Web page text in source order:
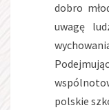
dobro
uwagę
polskie